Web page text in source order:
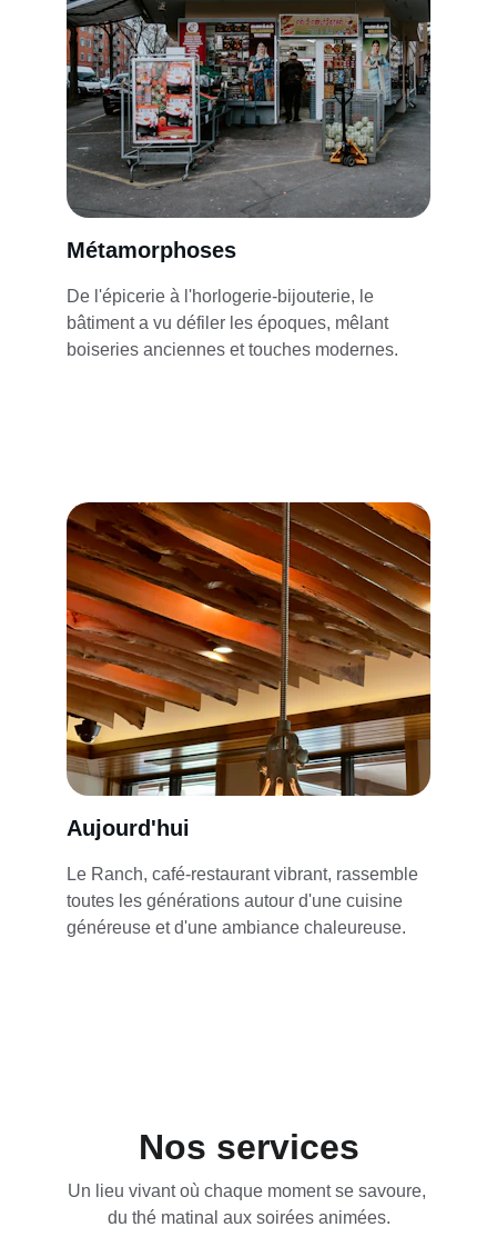
Métamorphoses
De l'épicerie à l'horlogerie-bijouterie, le
bâtiment a vu défiler les époques, mêlant
boiseries anciennes et touches modernes.
Aujourd'hui
Le Ranch, café-restaurant vibrant, rassemble
toutes les générations autour d'une cuisine
généreuse et d'une ambiance chaleureuse.
Nos services
Un lieu vivant où chaque moment se savoure,
du thé matinal aux soirées animées.